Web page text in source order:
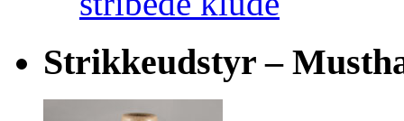
Strikkeudstyr –